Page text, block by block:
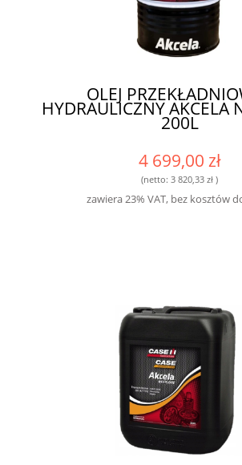
OLEJ
HYDRAULICZNY AKCELA
200L
4 699,00 zł
(netto: 3 820,33 zł )
zawiera 23% VAT, bez kosztów